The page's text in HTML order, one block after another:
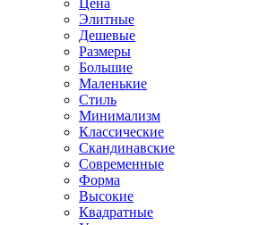
Цена
Элитные
Дешевые
Размеры
Большие
Маленькие
Стиль
Минимализм
Классические
Скандинавские
Современные
Форма
Высокие
Квадратные